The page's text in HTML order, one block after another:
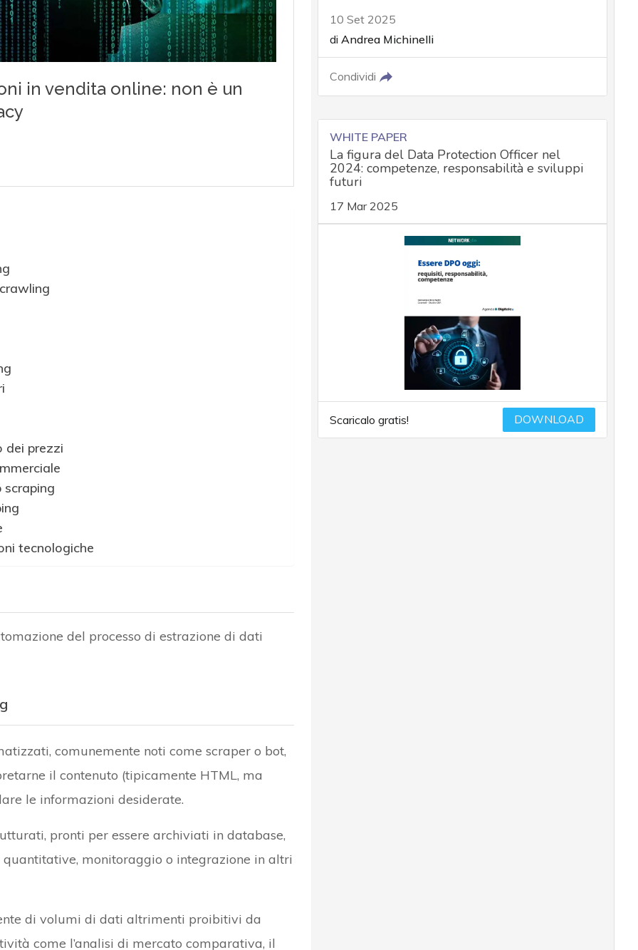
dei prezzi
scraping
tecnologiche
del processo di estrazione di dati
comunemente noti come scraper o bot,
il contenuto (tipicamente HTML, ma
le informazioni desiderate.
pronti per essere archiviati in database,
monitoraggio o integrazione in altri
di volumi di dati altrimenti proibitivi da
come l’analisi di mercato comparativa, il
10 Set 2025
di Andrea Michinelli
Condividi
WHITE PAPER
La figura del Data Protection Officer nel
2024: competenze, responsabilità e sviluppi
futuri
17 Mar 2025
Scaricalo gratis! DOWNLOAD